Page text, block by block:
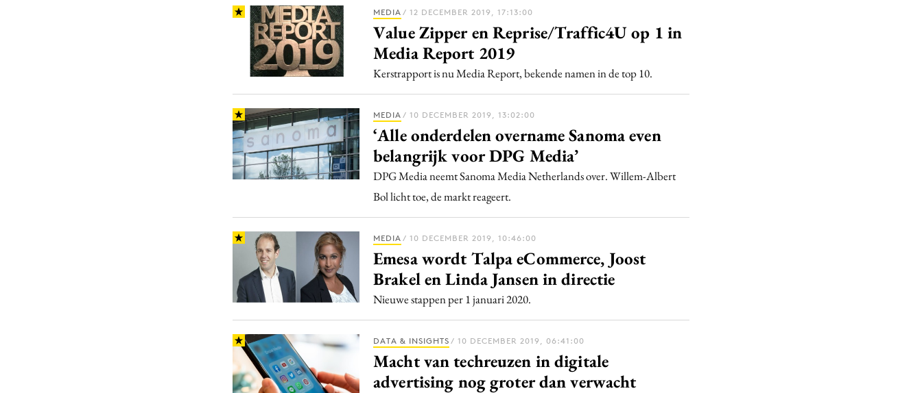
Gedragsverandering
Influencer marketing
Interne communicatie
Reputatie & crisis
MEDIA / 12 DECEMBER 2019, 17:13:00
Value Zipper en Reprise/Traffic4U op 1 in
Media Report 2019
Kerstrapport is nu Media Report, bekende namen in de top 10.
MEDIA / 10 DECEMBER 2019, 13:02:00
‘Alle onderdelen overname Sanoma even
belangrijk voor DPG Media’
DPG Media neemt Sanoma Media Netherlands over. Willem-Albert
Bol licht toe, de markt reageert.
MEDIA / 10 DECEMBER 2019, 10:46:00
Emesa wordt Talpa eCommerce, Joost
Brakel en Linda Jansen in directie
Nieuwe stappen per 1 januari 2020.
DATA & INSIGHTS / 10 DECEMBER 2019, 06:41:00
Macht van techreuzen in digitale
advertising nog groter dan verwacht